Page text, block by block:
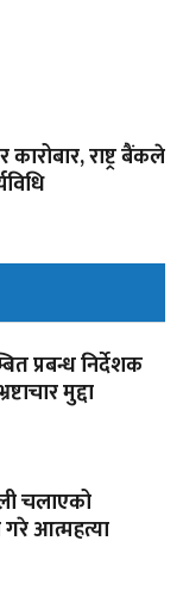
राष्ट्र बैंकले
प्रबन्ध निर्देशक
मुद्दा
चलाएको
आत्महत्या